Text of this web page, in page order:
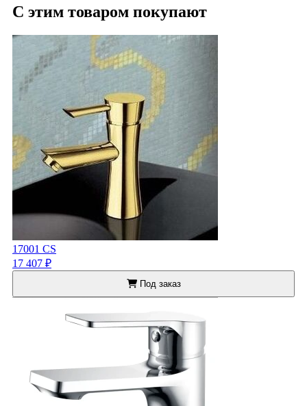
С этим товаром покупают
17001 CS
17 407 ₽
Под заказ